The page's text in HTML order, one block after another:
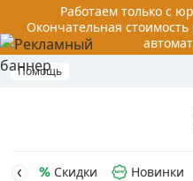
Работаем только с
Окончательная
Помощь
Скидки Новинки